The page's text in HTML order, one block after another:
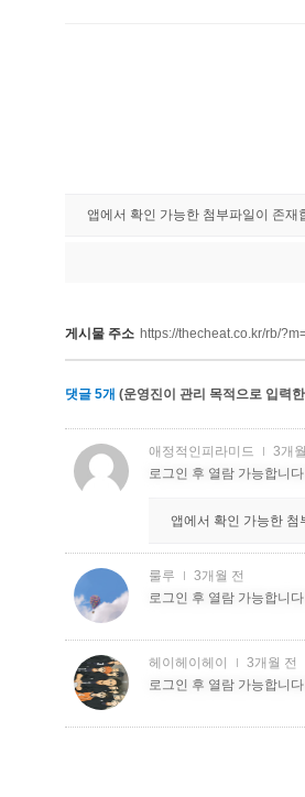
앱에서 확인 가능한 첨부파일이 존재
게시물 주소 https://thecheat.co.kr/rb/
댓글 5개 (운영진이 관리 목적으로 입력